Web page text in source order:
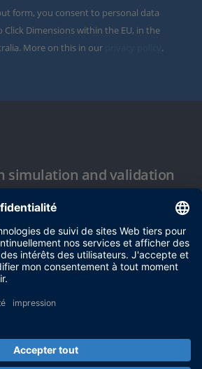
form, you consent to personal data
Dimensions within the EU, in the
More on this in our
.
simulation and validation
et conditions générales